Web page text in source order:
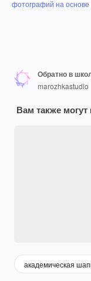
фотографий на
marozhkastudio
Вам также
академическая